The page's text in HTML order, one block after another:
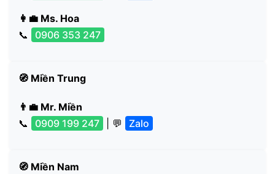
👩‍💼 Ms. Hoa
📞
0906 353 247
🧭 Miền Trung
👨‍💼 Mr. Miền
📞
0909 199 247 | 💬 Zalo
🧭 Miền Nam